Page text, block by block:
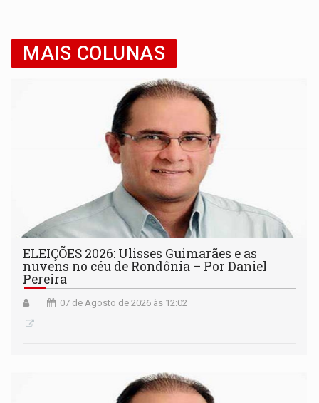
MAIS COLUNAS
ELEIÇÕES 2026: Ulisses Guimarães e as
nuvens no céu de Rondônia – Por Daniel
Pereira
07 de Agosto de 2026 às 12:02